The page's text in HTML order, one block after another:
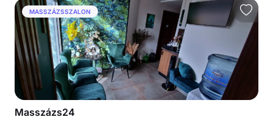
MASSZÁZSSZALON
Masszázs24